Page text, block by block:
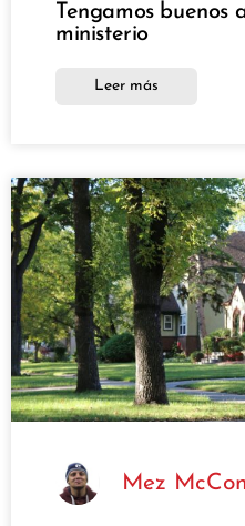
Tengamos buenos
ministerio
Leer más
Mez